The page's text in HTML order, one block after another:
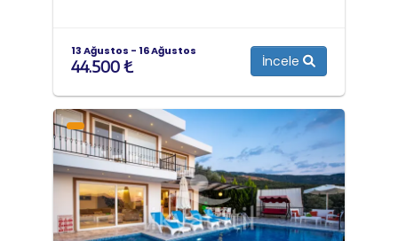
13 Ağustos - 16 Ağustos
44.500 ₺ İncele